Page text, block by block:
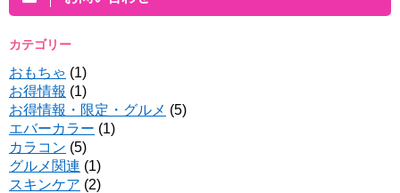
カテゴリー
おもちゃ (1)
お得情報 (1)
お得情報・限定・グルメ (5)
エバーカラー (1)
カラコン (5)
グルメ関連 (1)
スキンケア (2)